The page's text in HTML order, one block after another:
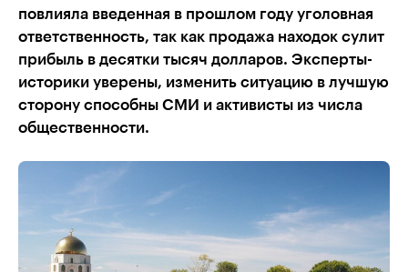
повлияла введенная в прошлом году уголовная
ответственность, так как продажа находок сулит
прибыль в десятки тысяч долларов. Эксперты-
историки уверены, изменить ситуацию в лучшую
сторону способны СМИ и активисты из числа
общественности.